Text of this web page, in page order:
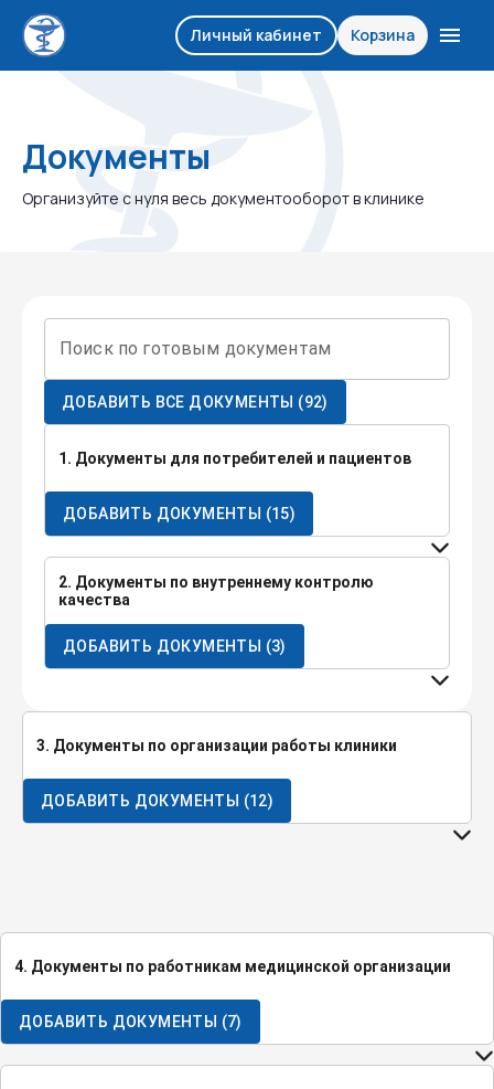
Личный кабинет Корзина
Документы
Организуйте с нуля весь документооборот в клинике
Поиск по готовым документам
ДОБАВИТЬ ВСЕ ДОКУМЕНТЫ (92)
1. Документы для потребителей и пациентов
ДОБАВИТЬ ДОКУМЕНТЫ (15)
2. Документы по внутреннему контролю
качества
ДОБАВИТЬ ДОКУМЕНТЫ (3)
3. Документы по организации работы клиники
ДОБАВИТЬ ДОКУМЕНТЫ (12)
4. Документы по работникам медицинской организации
ДОБАВИТЬ ДОКУМЕНТЫ (7)